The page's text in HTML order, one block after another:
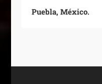
Puebla, México.